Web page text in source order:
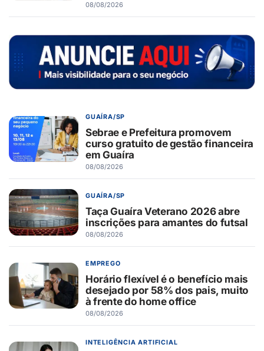
08/08/2026
GUAÍRA/SP
Sebrae e Prefeitura promovem
curso gratuito de gestão financeira
em Guaíra
08/08/2026
GUAÍRA/SP
Taça Guaíra Veterano 2026 abre
inscrições para amantes do futsal
08/08/2026
EMPREGO
Horário flexível é o benefício mais
desejado por 58% dos pais, muito
à frente do home office
08/08/2026
INTELIGÊNCIA ARTIFICIAL